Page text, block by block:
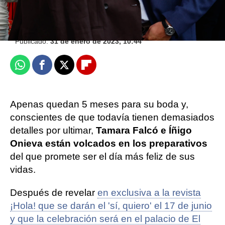
Publicado:31 de enero de 2023, 10:44
WhatsappFacebook
X Flipboard
Apenas quedan 5 meses para su boda y,
conscientes de que todavía tienen demasiados
detalles por ultimar, Tamara Falcó e Íñigo
Onieva están volcados en los preparativos
del que promete ser el día más feliz de sus
vidas.
Después de revelar en exclusiva a la revista
¡Hola! que se darán el 'sí, quiero' el 17 de junio
y que la celebración será en el palacio de El